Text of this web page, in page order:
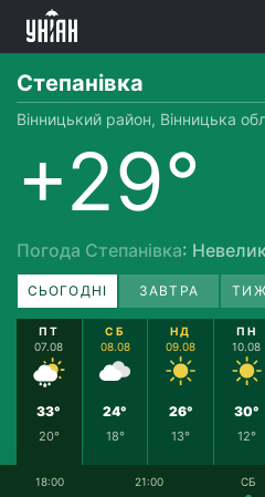
Степанівка
Вінницький район, Вінницька
+29°
Погода Степанівка:
СЬОГОДНІ ЗАВТРА
ПТ
07.08
33°
20°
СБ
08.08
24°
18°
НД
09.08
26°
13°
ПН
10.08
30°
12°
18:00 21:00 СБ